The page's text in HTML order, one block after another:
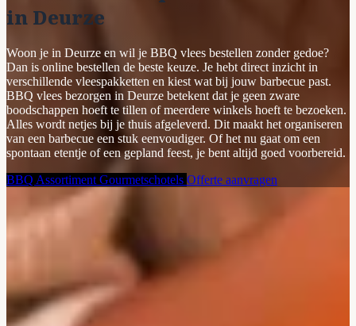
in Deurze
Woon je in Deurze en wil je BBQ vlees bestellen zonder gedoe?
Dan is online bestellen de beste keuze. Je hebt direct inzicht in
verschillende vleespakketten en kiest wat bij jouw barbecue past.
BBQ vlees bezorgen in Deurze betekent dat je geen zware
boodschappen hoeft te tillen of meerdere winkels hoeft te bezoeken.
Alles wordt netjes bij je thuis afgeleverd. Dit maakt het organiseren
van een barbecue een stuk eenvoudiger. Of het nu gaat om een
spontaan etentje of een gepland feest, je bent altijd goed voorbereid.
BBQ Assortiment Gourmetschotels Offerte aanvragen